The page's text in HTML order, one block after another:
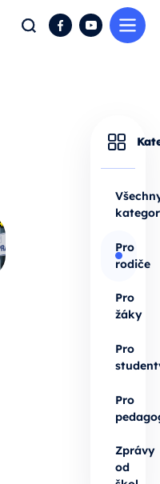
Hledat FacebookYouTube
Pro
rodiče
Pro
žáky
Pro
Pro
Zprávy
od